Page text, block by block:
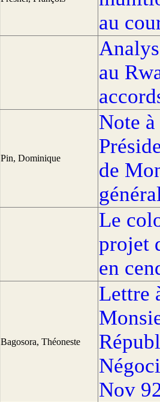
au
au
Pin, Dominique
Note
de
Le
projet
en
Bagosora, Théoneste
Lettre
Nov